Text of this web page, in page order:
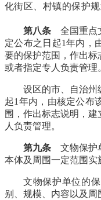
化街区、村镇的保护
第八条 全国重点
定公布之日起1年内，
要的保护范围，作出
或者指定专人负责管理
设区的市、自治州
起1年内，由核定公布
围，作出标志说明，
人负责管理。
第九条 文物保护
本体及周围一定范围实
文物保护单位的
别、规模、内容以及